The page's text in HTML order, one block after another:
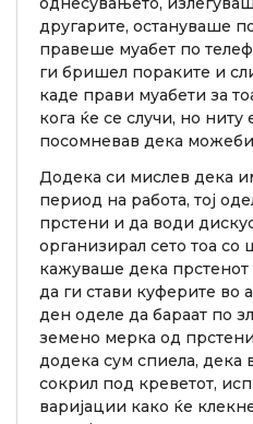
другарите, остануваше
правеше муабет по
ги бришел пораките и
каде прави муабети за
кога ќе се случи, но
посомневав дека
Додека си мислев дека
период на работа, тој
прстени и да води
организирал сето тоа со
кажуваше дека прстенот
да ги стави куферите во
ден оделе да бараат по
земено мерка од
додека сум спиела, дека
сокрил под креветот,
варијации како ќе